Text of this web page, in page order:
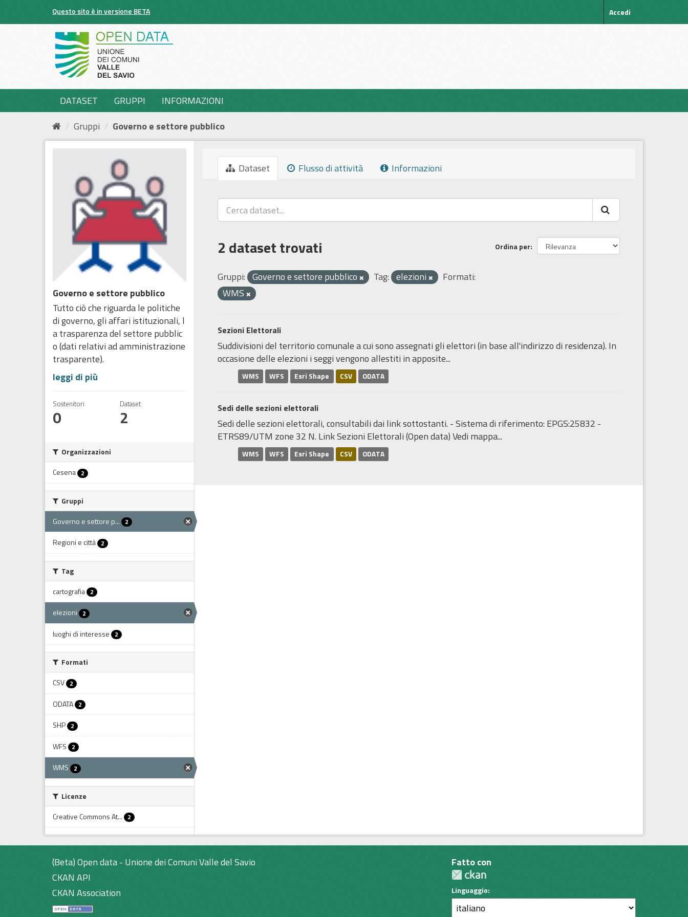
Questo sito è in versione BETA Accedi
DATASET GRUPPI
INFORMAZIONI
Gruppi
Governo e settore pubblico
Governo e settore pubblico
Tutto ciò che riguarda le politiche
di governo, gli affari istituzionali, l
a trasparenza del settore pubblic
o (dati relativi ad amministrazione
trasparente).
leggi di più
Sostenitori
0
Dataset
2
Organizzazioni
Cesena 2
Gruppi
Governo e settore p...
2
Regioni e città 2
Tag
cartografia 2
elezioni 2
luoghi di interesse 2
Formati
CSV 2
ODATA 2
SHP 2
WFS 2
WMS 2
Licenze
Creative Commons At...
2
Dataset Flusso di attività Informazioni
Ordina per
2 dataset trovati
Gruppi: Governo e settore pubblico Tag: elezioni
Formati:
WMS
Sezioni Elettorali
Suddivisioni del territorio comunale a cui sono assegnati gli elettori (in base all'indirizzo di residenza). In
occasione delle elezioni i seggi vengono allestiti in apposite...
WMS WFS Esri Shape CSV ODATA
Sedi delle sezioni elettorali
Sedi delle sezioni elettorali, consultabili dai link sottostanti. - Sistema di riferimento: EPGS:25832 -
ETRS89/UTM zone 32 N. Link Sezioni Elettorali (Open data) Vedi mappa...
WMS WFS Esri Shape CSV ODATA
(Beta) Open data - Unione dei Comuni Valle del Savio
CKAN API
CKAN Association
Fatto con
Linguaggio